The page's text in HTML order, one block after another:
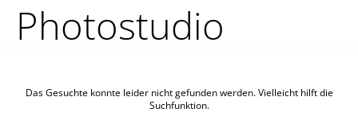
Inhalt
springenPhotostudio
Das Gesuchte konnte leider nicht gefunden werden. Vielleicht hilft die
Suchfunktion.
nach: